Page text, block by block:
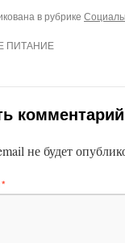
в рубрике
ПИТАНИЕ
комментарий
не будет
*